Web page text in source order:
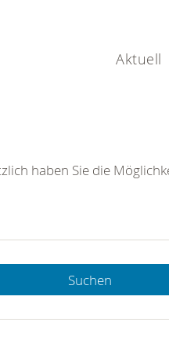
Aktuell
haben Sie die
Suchen